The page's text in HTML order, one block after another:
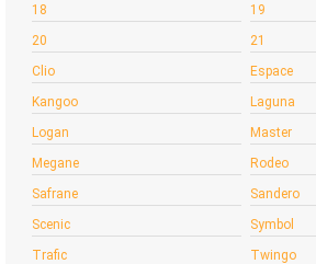
18
19
20
21
Clio
Espace
Kangoo
Laguna
Logan
Master
Megane
Rodeo
Safrane
Sandero
Scenic
Symbol
Trafic
Twingo